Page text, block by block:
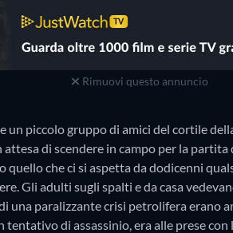
Rimuovi questo annuncio
un piccolo gruppo di amici del cortile
attesa di scendere in campo per la
che ci si aspetta da dodicenni
Gli adulti sugli spalti e da casa
una paralizzante crisi petrolifera erano
di assassinio, era alle prese con